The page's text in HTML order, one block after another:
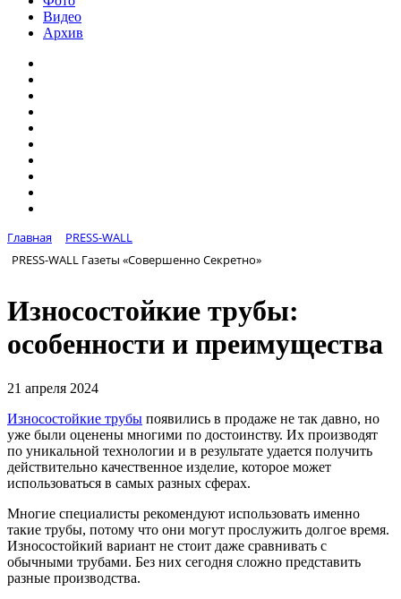
Видео
Архив
Главная
PRESS-WALL
PRESS-WALL Газеты «Совершенно Секретно»
Износостойкие трубы:
особенности и преимущества
21 апреля 2024
Износостойкие трубы появились в продаже не так давно, но
уже были оценены многими по достоинству. Их производят
по уникальной технологии и в результате удается получить
действительно качественное изделие, которое может
использоваться в самых разных сферах.
Многие специалисты рекомендуют использовать именно
такие трубы, потому что они могут прослужить долгое время.
Износостойкий вариант не стоит даже сравнивать с
обычными трубами. Без них сегодня сложно представить
разные производства.